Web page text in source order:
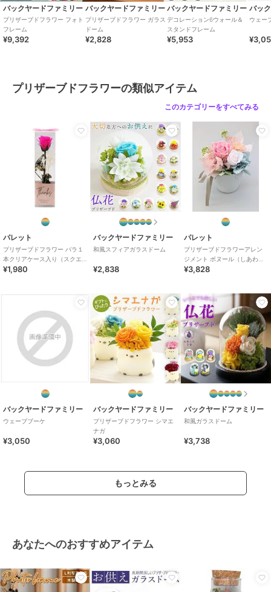
い。
本来の目的以外にはご使用にならないで下さい。
カメラやモニターの性質により、画像と実物の色の違いがある場合が
ございますのでご理解願います。
ブランド バックヤードファミリー
バックヤードファミリー
ギフト用品 ／プリザーブドフラ
カラー
ふわり.ホワイト、ローズブルー、
ローズピンク、ローズイエロー、
ふわり.ライトピンク、ふわり.イ
エロー、ふわり.パープル
サイズ フォトフレーム
バックヤードファミリー
プリザーブドフラワー フォト
フレーム
¥9,392
バックヤードファミリー
プリザーブドフラワー ガラス
ドーム
¥2,828
バックヤードファミリー
デコレーション6ウォール＆
スタンドフレーム
¥5,953
バッ
ウェー
プリザーブドフラワーの類似アイテム
このカテゴリーをすべてみる
パレット
プリザーブドフラワー バラ１
本クリアケース入り（スクエ
ア）ブライトピンク
¥1,980
バックヤードファミリー
和風スフィアガラスドーム
¥2,838
パレット
プリザーブドフラワーアレン
ジメント ボヌール（しあわ
せ） ピンク
¥3,828
バックヤードファミリー
ウェーブブーケ
¥3,050
バックヤードファミリー
プリザーブドフラワー シマエ
ナガ
¥3,060
バックヤードファミリー
和風ガラスドーム
¥3,738
もっとみる
あなたへのおすすめアイテム